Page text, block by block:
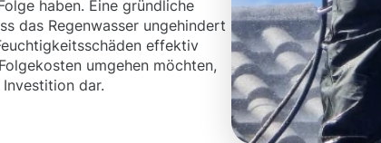
haben. Eine gründliche
das Regenwasser ungehindert
effektiv
umgehen möchten,
dar.